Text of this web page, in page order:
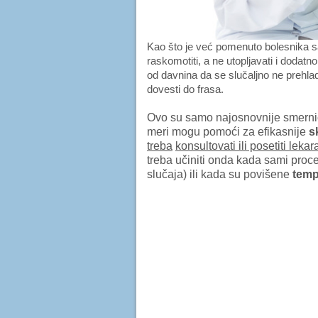
Kao što je već pomenuto bolesnika
raskomotiti, a ne utopljavati i
od davnina da se slučaljno ne
dovesti do frasa.
Ovo su samo najosnovnije
meri mogu pomoći za efikasnije
treba konsultovati ili posetiti
treba učiniti onda kada sami
slučaja) ili kada su povišene